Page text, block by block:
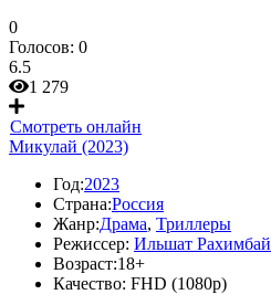
0
Голосов: 0
6.5
1 279
Смотреть онлайн
Микулай (2023)
Год:2023
Страна:Россия
Жанр:Драма, Триллеры
Режиссер: Ильшат Рахимбай
Возраст:18+
Качество: FHD (1080p)